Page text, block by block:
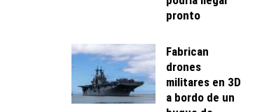
pronto
Fabrican
drones
militares en 3D
a bordo de un